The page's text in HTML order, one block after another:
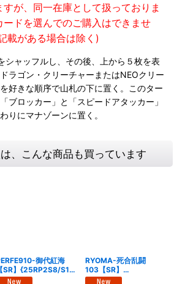
が、同一在庫として扱っておりま
ドを選んでのご購入はできませ
載がある場合は除く)
シャッフルし、その後、上から５枚を表
ラゴン・クリーチャーまたはNEOクリー
好きな順序で山札の下に置く。このター
ブロッカー」と「スピードアタッカー」
りにマナゾーンに置く。
、こんな商品も買っています
御代紅海
【SR】{25RP2S8/S11}
多》
RYOMA-死合乱闘
103【SR】
{25RP2S5/S11}《自